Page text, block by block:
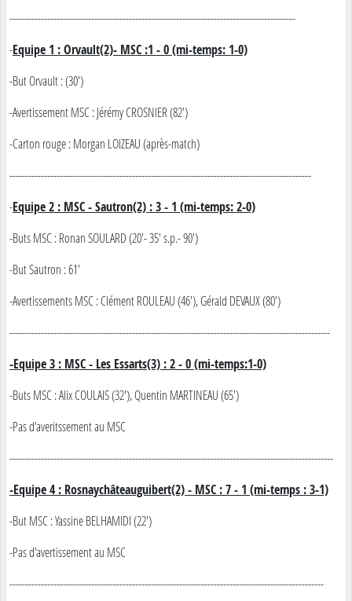
-------------------------------------------------------------------------------------------
-Equipe 1 : Orvault(2)- MSC :1 - 0 (mi-temps: 1-0)
-But Orvault : (30')
-Avertissement MSC : Jérémy CROSNIER (82')
-Carton rouge : Morgan LOIZEAU (après-match)
------------------------------------------------------------------------------------------------
-Equipe 2 : MSC - Sautron(2) : 3 - 1 (mi-temps: 2-0)
-Buts MSC : Ronan SOULARD (20'- 35' s.p.- 90')
-But Sautron : 61'
-Avertissements MSC : Clément ROULEAU (46'), Gérald DEVAUX (80')
------------------------------------------------------------------------------------------------------
-Equipe 3 : MSC - Les Essarts(3) : 2 - 0 (mi-temps:1-0)
-Buts MSC : Alix COULAIS (32'), Quentin MARTINEAU (65')
-Pas d'averitssement au MSC
-------------------------------------------------------------------------------------------------------
-Equipe 4 : Rosnaychâteauguibert(2) - MSC : 7 - 1 (mi-temps : 3-1)
-But MSC : Yassine BELHAMIDI (22')
-Pas d'avertissement au MSC
----------------------------------------------------------------------------------------------------